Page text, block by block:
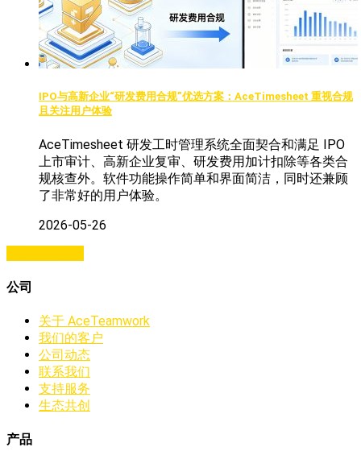
IPO与高新企业“研发费用合规”优选方案：AceTimesheet 重视合规
且关注用户体验
AceTimesheet 研发工时管理系统全面契合和满足 IPO
上市审计、高新企业复审、研发费用加计扣除等各类合
规核查外。软件功能操作简单和界面简洁，同时还兼顾
了非常好的用户体验。
2026-05-26
公司
关于 AceTeamwork
我们的客户
公司动态
联系我们
支持服务
生态共创
产品